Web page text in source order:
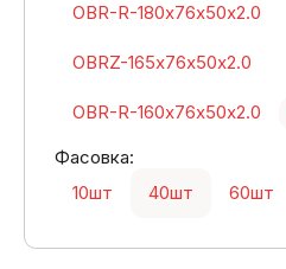
OBR-R-180х76х50х2.0
OBRZ-165х76х50х2.0
OBR-R-160х76х50х2.0
Фасовка:
10шт
40шт 60шт